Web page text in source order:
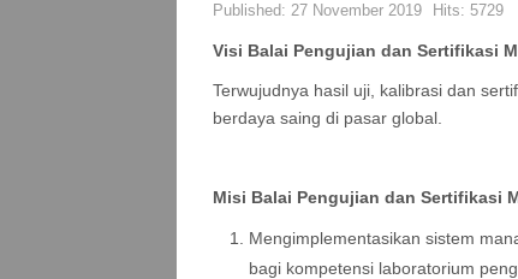
Published: 27 November 2019 Hits: 5729
Visi Balai Pengujian dan Sertifikasi
Terwujudnya hasil uji, kalibrasi dan
berdaya saing di pasar global.
Misi Balai Pengujian dan Sertifikasi
Mengimplementasikan sistem
bagi kompetensi laboratorium